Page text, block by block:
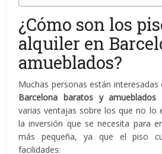
¿Cómo son los
alquiler en
amueblados?
Muchas personas están
Barcelona baratos y amueblados
varias ventajas sobre los que no lo
la inversión que se necesita para
más pequeña, ya que el piso
facilidades.